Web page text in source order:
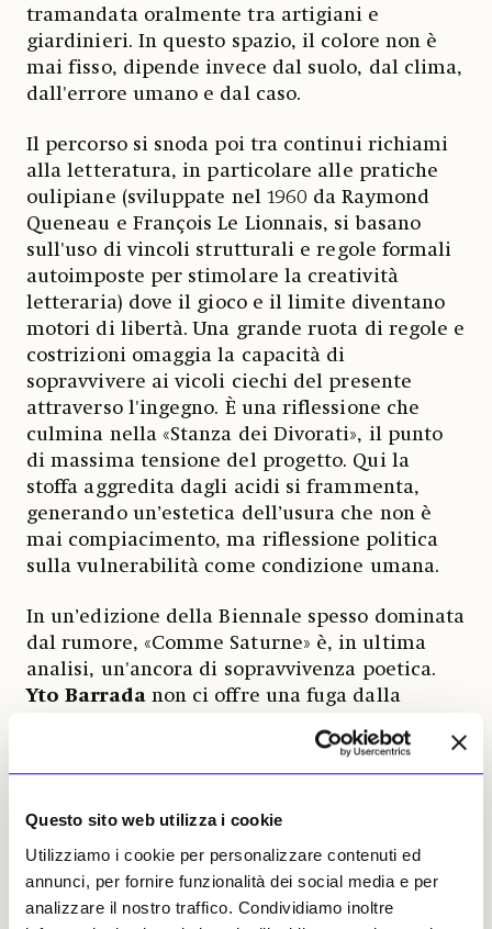
Questo sito web utilizza i cookie
Utilizziamo i cookie per personalizzare contenuti ed
annunci, per fornire funzionalità dei social media e per
analizzare il nostro traffico. Condividiamo inoltre
tramandata oralmente tra artigiani e
giardinieri. In questo spazio, il colore non è
mai fisso, dipende invece dal suolo, dal clima,
dall'errore umano e dal caso.
Il percorso si snoda poi tra continui richiami
alla letteratura, in particolare alle pratiche
oulipiane (sviluppate nel 1960 da Raymond
Queneau e François Le Lionnais, si basano
sull'uso di vincoli strutturali e regole formali
autoimposte per stimolare la creatività
letteraria) dove il gioco e il limite diventano
motori di libertà. Una grande ruota di regole e
costrizioni omaggia la capacità di
sopravvivere ai vicoli ciechi del presente
attraverso l'ingegno. È una riflessione che
culmina nella «Stanza dei Divorati», il punto
di massima tensione del progetto. Qui la
stoffa aggredita dagli acidi si frammenta,
generando un’estetica dell’usura che non è
mai compiacimento, ma riflessione politica
sulla vulnerabilità come condizione umana.
In un’edizione della Biennale spesso dominata
dal rumore, «Comme Saturne» è, in ultima
analisi, un'ancora di sopravvivenza poetica.
Yto Barradanon ci offre una fuga dalla
l'instabilità del mondo senza cedere alla
paralisi della malinconia.